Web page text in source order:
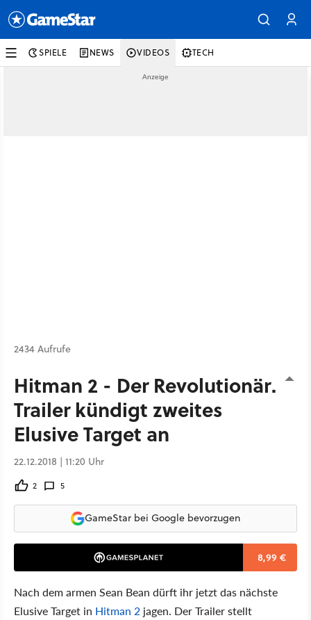
SPIELE NEWS VIDEOS TECH
2434 Aufrufe
Hitman 2 - Der Revolutionär:
Trailer kündigt zweites
Elusive Target an
22.12.2018 | 11:20 Uhr
2 5
GameStar bei Google bevorzugen
8,99 €
Nach dem armen Sean Bean dürft ihr jetzt das nächste
Elusive Target in Hitman 2 jagen. Der Trailer stellt